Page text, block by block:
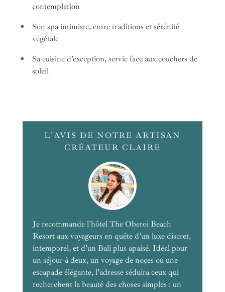
contemplation
Son spa intimiste, entre traditions et sérénité
végétale
Sa cuisine d’exception, servie face aux couchers de
soleil
L'AVIS DE NOTRE ARTISAN
CRÉATEUR CLAIRE
Je recommande l'hôtel The Oberoi Beach
Resort aux voyageurs en quête d’un luxe discret,
intemporel, et d’un Bali plus apaisé. Idéal pour
un séjour à deux, un voyage de noces ou une
escapade élégante, l’adresse séduira ceux qui
recherchent la beauté des choses simples : un